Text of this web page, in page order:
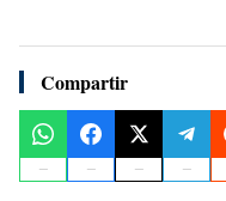
Compartir